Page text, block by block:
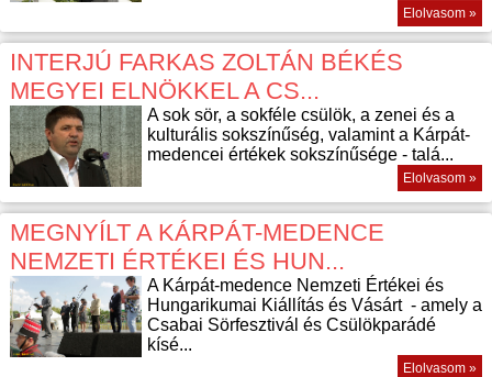
Elolvasom »
INTERJÚ FARKAS ZOLTÁN BÉKÉS
MEGYEI ELNÖKKEL A CS...
A sok sör, a sokféle csülök, a zenei és a
kulturális sokszínűség, valamint a Kárpát-
medencei értékek sokszínűsége - talá...
Elolvasom »
MEGNYÍLT A KÁRPÁT-MEDENCE
NEMZETI ÉRTÉKEI ÉS HUN...
A Kárpát-medence Nemzeti Értékei és
Hungarikumai Kiállítás és Vásárt - amely a
Csabai Sörfesztivál és Csülökparádé
kísé...
Elolvasom »